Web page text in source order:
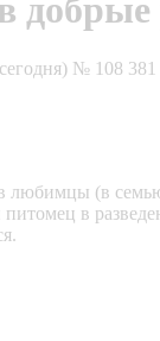
добрые
№ 108 381
любимцы (в
в